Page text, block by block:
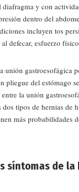
diafragma y con
dentro del
incluyen tos
defecar, esfuerzo
unión gastroesofágica
pliegue del estómago
la unión
tipos de hernias de
más probabilidades
síntomas de la